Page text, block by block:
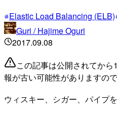
Elastic Load Balancing (ELB)
Guri / Hajime Oguri
2017.09.08
この記事は公開されてか
報が古い可能性がありますの
ウィスキー、シガー、パイプ